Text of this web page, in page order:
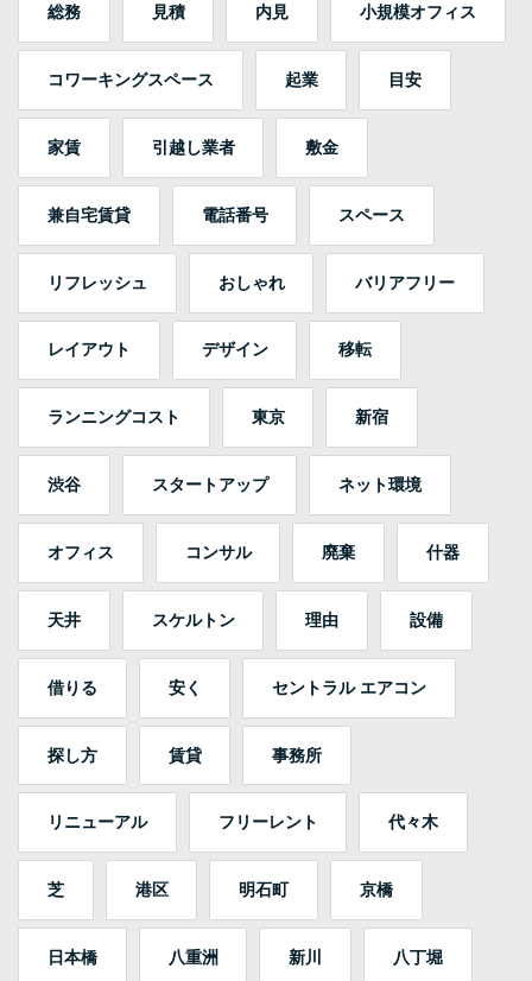
総務 見積 内見 小規模オフィス
コワーキングスペース 起業 目安
家賃 引越し業者 敷金
兼自宅賃貸 電話番号 スペース
リフレッシュ おしゃれ バリアフリー
レイアウト デザイン 移転
ランニングコスト 東京 新宿
渋谷 スタートアップ ネット環境
オフィス コンサル 廃棄 什器
天井 スケルトン 理由 設備
借りる 安く セントラル エアコン
探し方 賃貸 事務所
リニューアル フリーレント 代々木
芝 港区 明石町 京橋
日本橋 八重洲 新川 八丁堀